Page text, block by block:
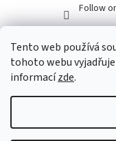
Tento web používá
tohoto webu
informacízde.
Follow